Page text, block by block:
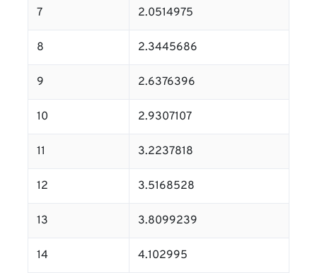
7 2.0514975
8 2.3445686
9 2.6376396
10 2.9307107
11 3.2237818
12 3.5168528
13 3.8099239
14 4.102995